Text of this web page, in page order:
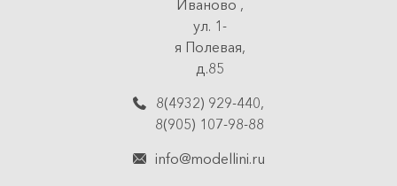
Иваново ,
ул. 1-
я Полевая,
д.85
8(4932) 929-440,
8(905) 107-98-88
info@modellini.ru